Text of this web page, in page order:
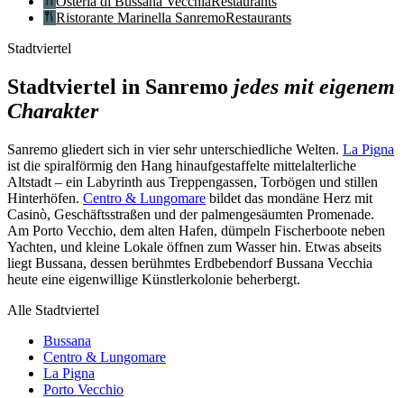
Ristorante Marinella SanremoRestaurants
Stadtviertel
Stadtviertel in Sanremo jedes mit eigenem
Charakter
Sanremo gliedert sich in vier sehr unterschiedliche Welten. La Pigna
ist die spiralförmig den Hang hinaufgestaffelte mittelalterliche
Altstadt – ein Labyrinth aus Treppengassen, Torbögen und stillen
Hinterhöfen. Centro & Lungomare bildet das mondäne Herz mit
Casinò, Geschäftsstraßen und der palmengesäumten Promenade.
Am Porto Vecchio, dem alten Hafen, dümpeln Fischerboote neben
Yachten, und kleine Lokale öffnen zum Wasser hin. Etwas abseits
liegt Bussana, dessen berühmtes Erdbebendorf Bussana Vecchia
heute eine eigenwillige Künstlerkolonie beherbergt.
Alle Stadtviertel
Bussana
Centro & Lungomare
La Pigna
Porto Vecchio